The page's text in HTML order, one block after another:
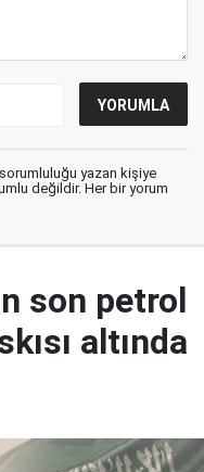
yazan kişiye
değildir. Her bir yorum
son petrol
altında